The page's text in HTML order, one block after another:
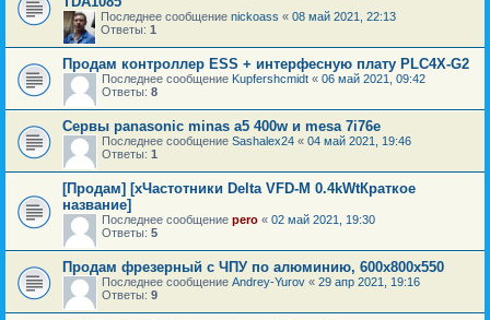
Последнее сообщение nickoass « 08 май 2021, 22:13
Ответы: 1
Продам контроллер ESS + интерфесную плату PLC4X-G2
Последнее сообщение Kupfershcmidt « 06 май 2021, 09:42
Ответы: 8
Сервы panasonic minas a5 400w и mesa 7i76e
Последнее сообщение Sashalex24 « 04 май 2021, 19:46
Ответы: 1
[Продам] [xЧастотники Delta VFD-M 0.4kWtКраткое
название]
Последнее сообщение pero « 02 май 2021, 19:30
Ответы: 5
Продам фрезерный с ЧПУ по алюминию, 600х800х550
Последнее сообщение Andrey-Yurov « 29 апр 2021, 19:16
Ответы: 9